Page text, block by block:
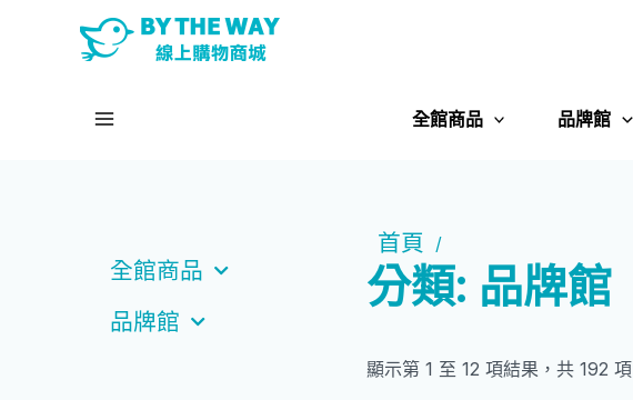
全館商品 品牌館
全館商品
品牌館
首頁 /
分類: 品牌館
顯示第 1 至 12 項結果，共 192 項